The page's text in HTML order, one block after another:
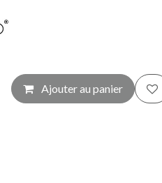
Ajouter au panier